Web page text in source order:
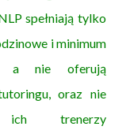
spełniają tylko
i minimum
a nie oferują
oraz nie
ich trenerzy